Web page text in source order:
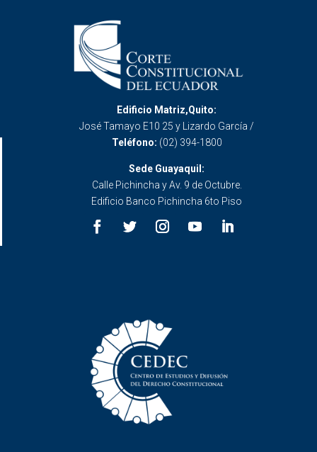
Edificio Matriz,Quito:
José Tamayo E10 25 y Lizardo García /
Teléfono: (02) 394-1800
Sede Guayaquil:
Calle Pichincha y Av. 9 de Octubre.
Edificio Banco Pichincha 6to Piso